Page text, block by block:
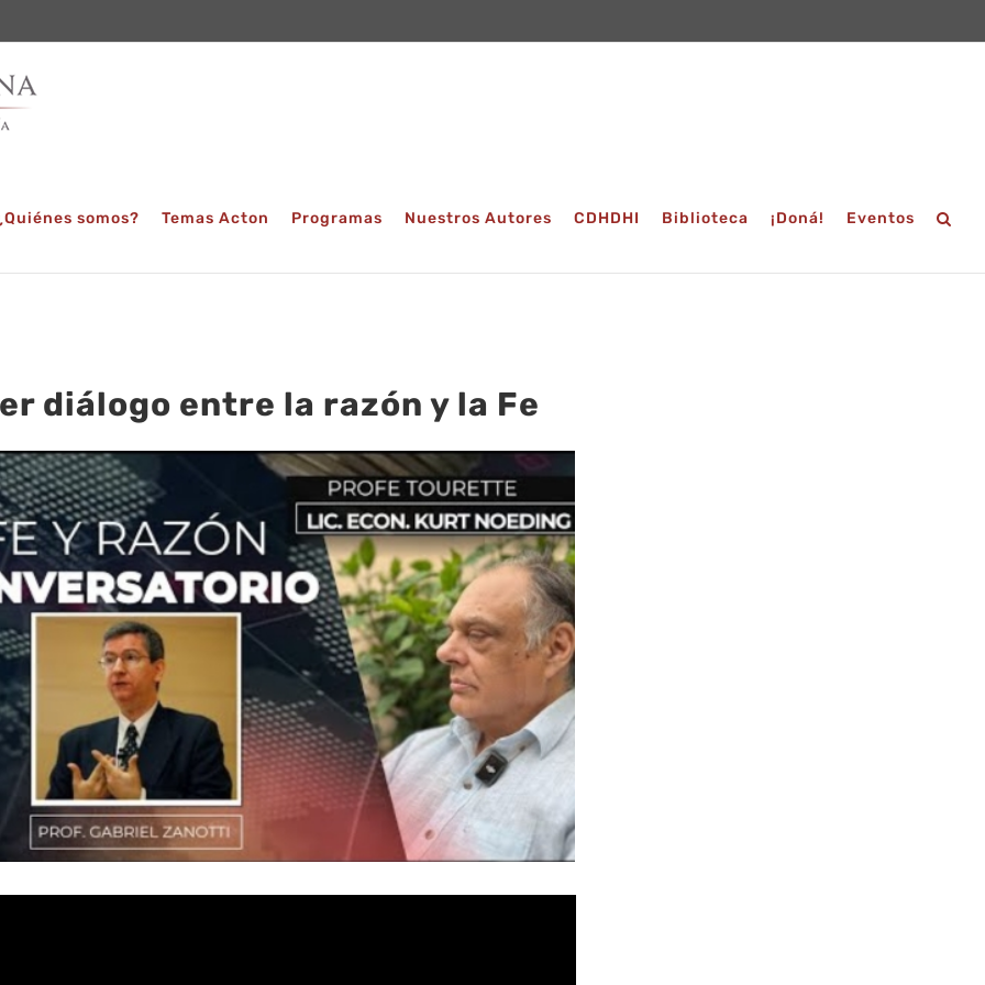
somos? Temas Acton Programas Nuestros Autores CDHDHI Biblioteca ¡Doná! Eventos
diálogo entre la razón y la Fe